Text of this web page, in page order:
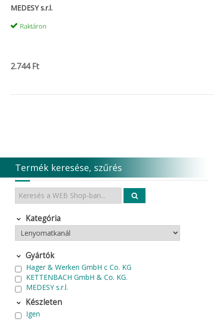
MEDESY s.r.l.
Raktáron
2.744 Ft
Termék keresése, szűrés
Kategória
Gyártók
Hager & Werken GmbH c Co. KG
KETTENBACH GmbH & Co. KG.
MEDESY s.r.l.
Készleten
Igen